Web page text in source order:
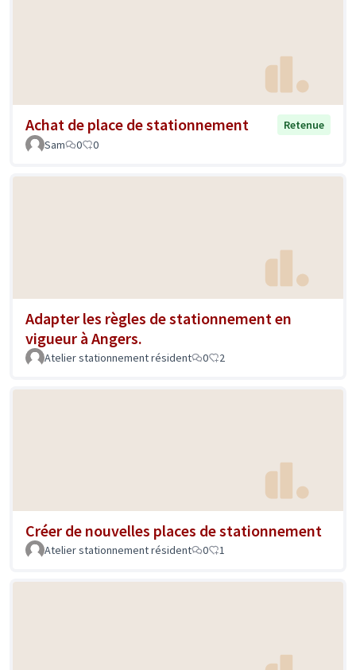
Achat de place de stationnement
Retenue
Sam
0 0
Adapter les règles de stationnement en
vigueur à Angers.
Atelier stationnement résident 0 2
Créer de nouvelles places de stationnement
Atelier stationnement résident 0 1